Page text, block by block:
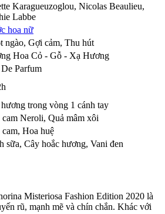
Karagueuzoglou, Nicolas Beaulieu,
Labbe
hoa nữ
ngào, Gợi cảm, Thu hút
Hoa Cỏ - Gỗ - Xạ Hương
Parfum
trong vòng 1 cánh tay
cam Neroli, Quả mâm xôi
cam, Hoa huệ
sữa, Cây hoắc hương, Vani đen
Misteriosa Fashion Edition 2020 là
rũ, mạnh mẽ và chín chắn. Khác với